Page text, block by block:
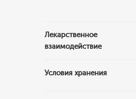
Лекарственное
взаимодействие
Условия хранения